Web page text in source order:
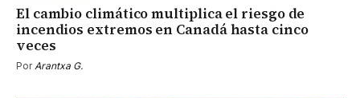
El cambio climático multiplica el riesgo de
incendios extremos en Canadá hasta cinco
veces
PorArantxa G.